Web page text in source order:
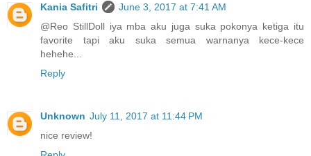
Kania Safitri
June 3, 2017 at 7:41 AM
@Reo StillDoll iya mba aku juga suka pokonya ketiga itu
favorite tapi aku suka semua warnanya kece-kece
hehehe...
Reply
Unknown July 11, 2017 at 11:44 PM
nice review!